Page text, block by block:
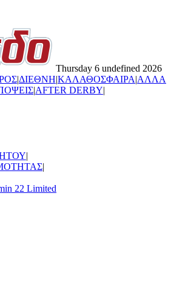
Thursday 6 undefined 2026
|ΔΙΕΘΝΗ|ΚΑΛΑΘΟΣΦΑΙΡΑ|ΑΛΛΑ
|AFTER DERBY|
|
|
22 Limited